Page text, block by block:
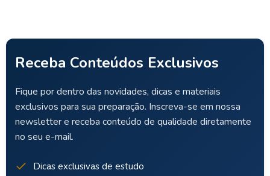
Receba Conteúdos Exclusivos
Fique por dentro das novidades, dicas e materiais
exclusivos para sua preparação. Inscreva-se em nossa
newsletter e receba conteúdo de qualidade diretamente
no seu e-mail.
Dicas exclusivas de estudo